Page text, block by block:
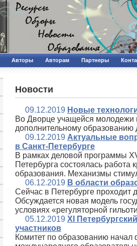
Авторы Авторам Партнеры
Новости
09.12.2019 Новые
Во Дворце учащейся молодежи
дополнительному
09.12.2019 Актуальные
в Санкт-Петербурге
В рамках деловой программы
Петербурга состоялась работа
образования. Механизмы
06.12.2019 В области
Сейчас в Петербурге проходит
Обсуждается новая модель
условиях «регуляторной
05.12.2019 XI
участников
Комитет по образованию